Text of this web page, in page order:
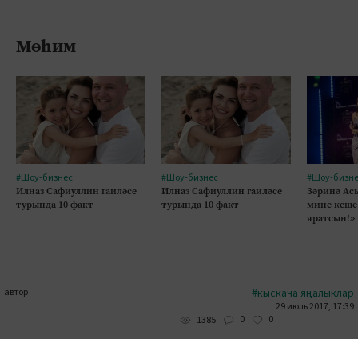
Мөһим
#Шоу-бизнес
Илназ Сафиуллин гаиләсе
турында 10 факт
#Шоу-бизнес
Илназ Сафиуллин гаиләсе
турында 10 факт
#Шоу-
Зәринә
мине
яратсын!»
автор #кыскача яңалыклар
29 июль 2017, 17:39
1385
0 0